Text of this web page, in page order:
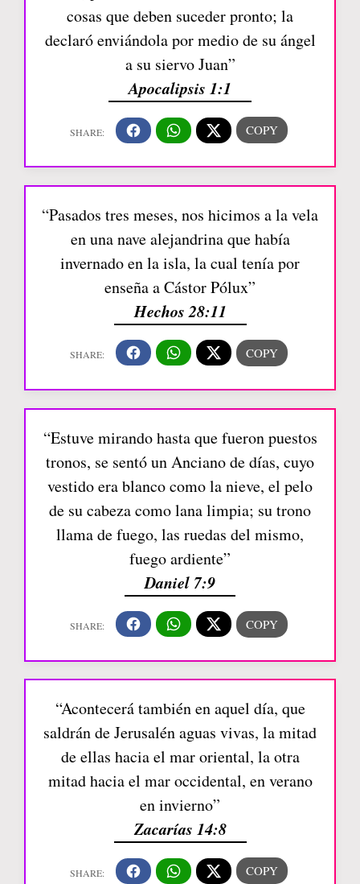
cosas que deben suceder pronto; la
declaró enviándola por medio de su ángel
a su siervo Juan”
Apocalipsis 1:1
“Pasados tres meses, nos hicimos a la vela
en una nave alejandrina que había
invernado en la isla, la cual tenía por
enseña a Cástor Pólux”
Hechos 28:11
“Estuve mirando hasta que fueron puestos
tronos, se sentó un Anciano de días, cuyo
vestido era blanco como la nieve, el pelo
de su cabeza como lana limpia; su trono
llama de fuego, las ruedas del mismo,
fuego ardiente”
Daniel 7:9
“Acontecerá también en aquel día, que
saldrán de Jerusalén aguas vivas, la mitad
de ellas hacia el mar oriental, la otra
mitad hacia el mar occidental, en verano
en invierno”
Zacarías 14:8